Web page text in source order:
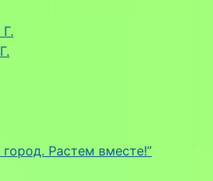
Растем вместе!”